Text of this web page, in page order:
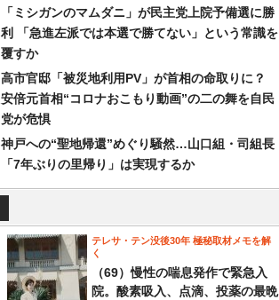
「ミシガンのマムダニ」が民主党上院予備選に勝
利 「急進左派では本選で勝てない」という常識を
覆すか
高市官邸「被災地利用PV」が首相の命取りに？
安倍元首相“コロナおこもり動画”の二の舞を自民
党が危惧
神戸への“聖地帰還”めぐり騒然…山口組・司組長
「7年ぶりの里帰り」は実現するか
テレサ・テン没後30年 極秘取材メモを解
く
（69）慢性の喘息発作で緊急入
院。酸素吸入、点滴、投薬の最晩